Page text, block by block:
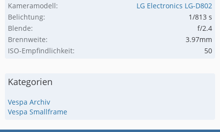
Kameramodell
LG Electronics LG-D802
Belichtung
1/813 s
Blende
f/2.4
Brennweite
3.97mm
ISO-Empfindlichkeit
50
Kategorien
Vespa Archiv
Vespa Smallframe